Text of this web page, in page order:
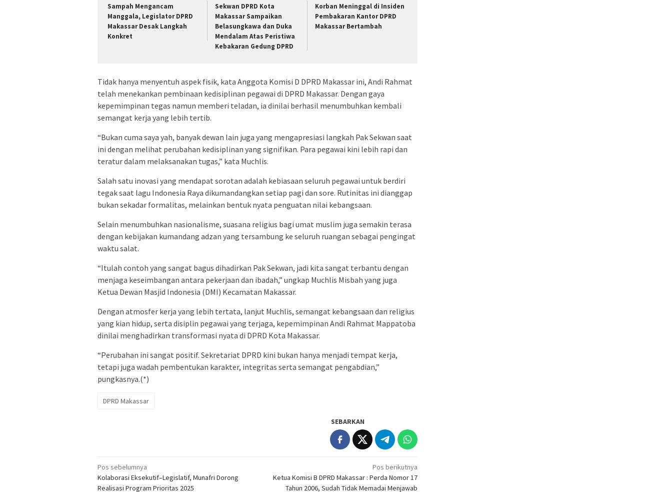
Sampah Mengancam
Manggala, Legislator DPRD
Makassar Desak Langkah
Konkret
Sekwan DPRD Kota
Makassar Sampaikan
Belasungkawa dan Duka
Mendalam Atas Peristiwa
Kebakaran Gedung DPRD
Korban Meninggal di Insiden
Pembakaran Kantor DPRD
Makassar Bertambah
Tidak hanya menyentuh aspek fisik, kata Anggota Komisi D DPRD Makassar ini, Andi Rahmat
telah menekankan pembinaan kedisiplinan pegawai di DPRD Makassar. Dengan gaya
kepemimpinan tegas namun memberi teladan, ia dinilai berhasil menumbuhkan kembali
semangat kerja yang lebih tertib.
“Bukan cuma saya yah, banyak dewan lain juga yang mengapresiasi langkah Pak Sekwan saat
ini dengan melihat perubahan kedisiplinan yang signifikan. Para pegawai kini lebih rapi dan
teratur dalam melaksanakan tugas,” kata Muchlis.
Salah satu inovasi yang mendapat sorotan adalah kebiasaan seluruh pegawai untuk berdiri
tegak saat lagu Indonesia Raya dikumandangkan setiap pagi dan sore. Rutinitas ini dianggap
bukan sekadar formalitas, melainkan bentuk nyata penguatan nilai kebangsaan.
Selain menumbuhkan nasionalisme, suasana religius bagi umat muslim juga semakin terasa
dengan kebijakan kumandang adzan yang tersambung ke seluruh ruangan sebagai pengingat
waktu salat.
“Itulah contoh yang sangat bagus dihadirkan Pak Sekwan, jadi kita sangat terbantu dengan
menjaga keseimbangan antara pekerjaan dan ibadah,” ungkap Muchlis Misbah yang juga
Ketua Dewan Masjid Indonesia (DMI) Kecamatan Makassar.
Dengan atmosfer kerja yang lebih tertata, lanjut Muchlis, semangat kebangsaan dan religius
yang kian hidup, serta disiplin pegawai yang terjaga, kepemimpinan Andi Rahmat Mappatoba
dinilai menghadirkan transformasi nyata di DPRD Kota Makassar.
“Perubahan ini sangat positif. Sekretariat DPRD kini bukan hanya menjadi tempat kerja,
tetapi juga wadah pembentukan karakter, integritas serta semangat pengabdian,”
pungkasnya.(*)
DPRD Makassar
SEBARKAN
Navigasi
pos
Pos sebelumnya
Kolaborasi Eksekutif–Legislatif, Munafri Dorong
Realisasi Program Prioritas 2025
Pos berikutnya
Ketua Komisi B DPRD Makassar : Perda Nomor 17
Tahun 2006, Sudah Tidak Memadai Menjawab